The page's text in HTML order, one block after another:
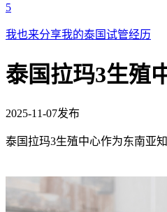
5
我也来分享我的泰国试管经历
泰国拉玛3生殖
2025-11-07发布
泰国拉玛3生殖中心作为东南亚